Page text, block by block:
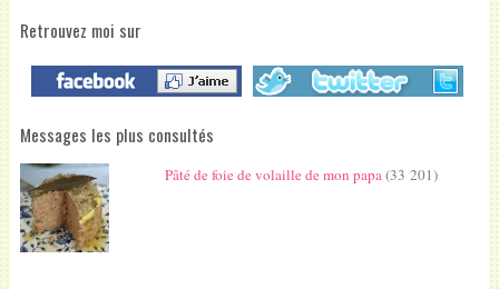
Retrouvez moi sur
Messages les plus consultés
Pâté de foie de volaille de mon papa(33 201)